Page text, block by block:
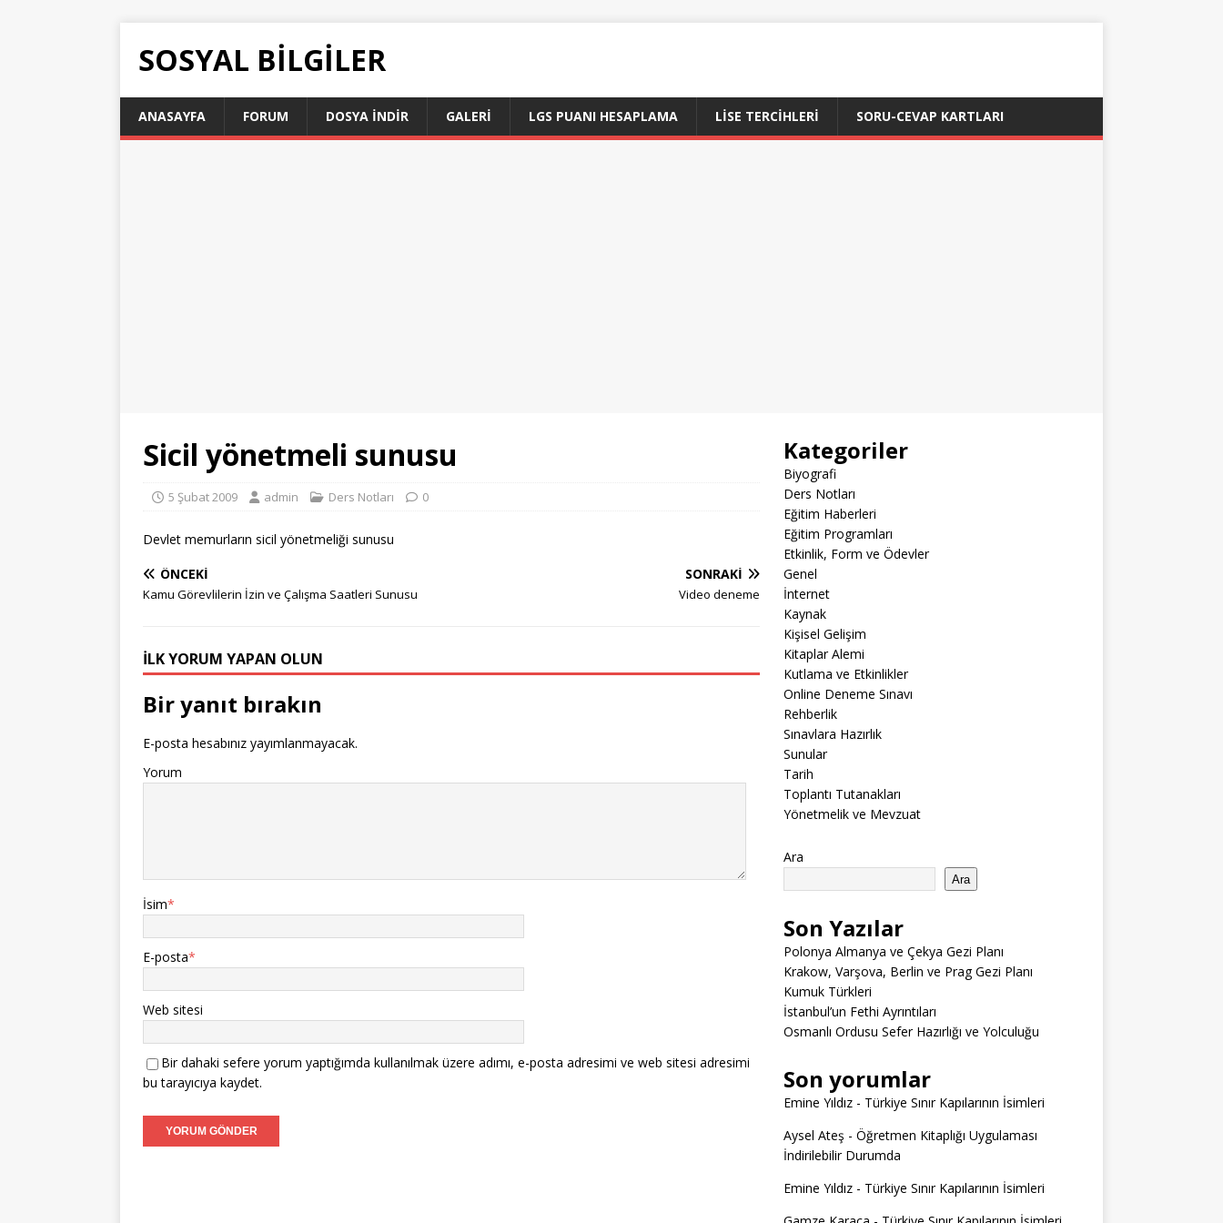
SOSYAL BILGILER
ANASAYFA FORUM DOSYA İNDIR GALERI LGS PUANI HESAPLAMA LİSE TERCİHLERİ SORU-CEVAP KARTLARI
Sicil yönetmeli sunusu
5 Şubat 2009 admin Ders Notları 0
Devlet memurların sicil yönetmeliği sunusu
ÖNCEKI
Kamu Görevlilerin İzin ve Çalışma Saatleri Sunusu
SONRAKI
Video deneme
İLK YORUM YAPAN OLUN
Bir yanıt bırakın
E-posta hesabınız yayımlanmayacak.
Yorum
İsim*
E-posta*
Web sitesi
Bir dahaki sefere yorum yaptığımda kullanılmak üzere adımı, e-posta adresimi ve web sitesi adresimi
bu tarayıcıya kaydet.
Kategoriler
Biyografi
Ders Notları
Eğitim Haberleri
Eğitim Programları
Etkinlik, Form ve Ödevler
Genel
İnternet
Kaynak
Kişisel Gelişim
Kitaplar Alemi
Kutlama ve Etkinlikler
Online Deneme Sınavı
Rehberlik
Sınavlara Hazırlık
Sunular
Tarih
Toplantı Tutanakları
Yönetmelik ve Mevzuat
Ara
Ara
Son Yazılar
Polonya Almanya ve Çekya Gezi Planı
Krakow, Varşova, Berlin ve Prag Gezi Planı
Kumuk Türkleri
İstanbul’un Fethi Ayrıntıları
Osmanlı Ordusu Sefer Hazırlığı ve Yolculuğu
Son yorumlar
Emine Yıldız- Türkiye Sınır Kapılarının İsimleri
Aysel Ateş - Öğretmen Kitaplığı Uygulaması
İndirilebilir Durumda
Emine Yıldız- Türkiye Sınır Kapılarının İsimleri